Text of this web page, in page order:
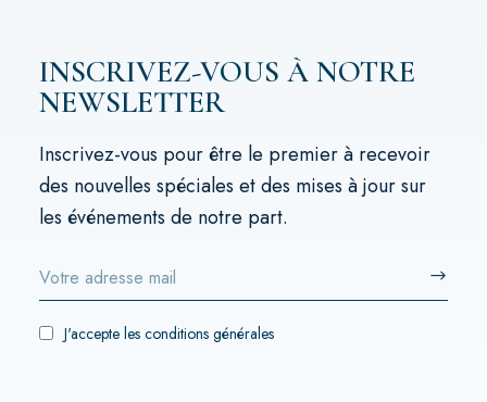
INSCRIVEZ-VOUS À NOTRE
NEWSLETTER
Inscrivez-vous pour être le premier à recevoir
des nouvelles spéciales et des mises à jour sur
les événements de notre part.
J'accepte les conditions générales